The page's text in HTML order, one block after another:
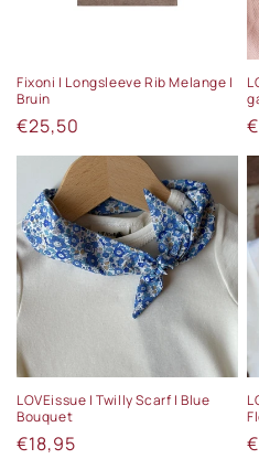
Fixoni | Longsleeve Rib Melange |
Bruin
Normale
prijs
€25,50
LOVEissue | Twilly Scarf | Blue
Bouquet
Normale
€18,95